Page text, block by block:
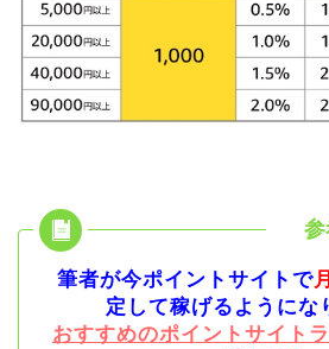
筆者が今ポイントサイトで
定して稼げるようにな
おすすめのポイントサイト